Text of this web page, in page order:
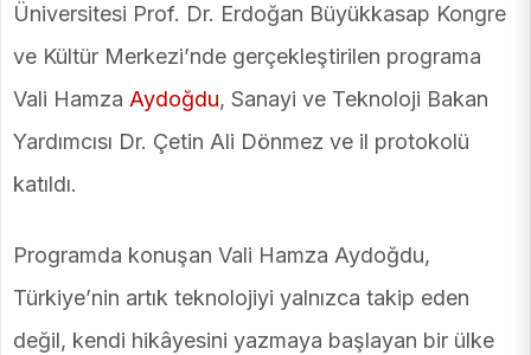
Üniversitesi Prof. Dr. Erdoğan Büyükkasap Kongre
ve Kültür Merkezi’nde gerçekleştirilen programa
Vali Hamza Aydoğdu, Sanayi ve Teknoloji Bakan
Yardımcısı Dr. Çetin Ali Dönmez ve il protokolü
katıldı.
Programda konuşan Vali Hamza Aydoğdu,
Türkiye’nin artık teknolojiyi yalnızca takip eden
değil, kendi hikâyesini yazmaya başlayan bir ülke